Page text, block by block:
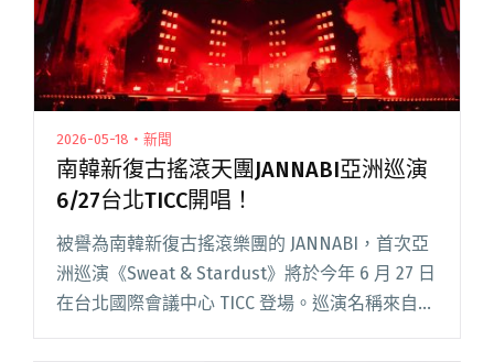
2026-05-18・新聞
南韓新復古搖滾天團JANNABI亞洲巡演
6/27台北TICC開唱！
被譽為南韓新復古搖滾樂團的 JANNABI，首次亞
洲巡演《Sweat & Stardust》將於今年 6 月 27 日
在台北國際會議中心 TICC 登場。巡演名稱來自團
員們想像中的一個畫面：那些灑落在汗水凝結的